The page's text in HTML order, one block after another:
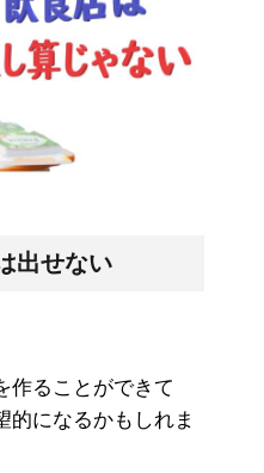
出せない
作ることができて
的になるかもしれま